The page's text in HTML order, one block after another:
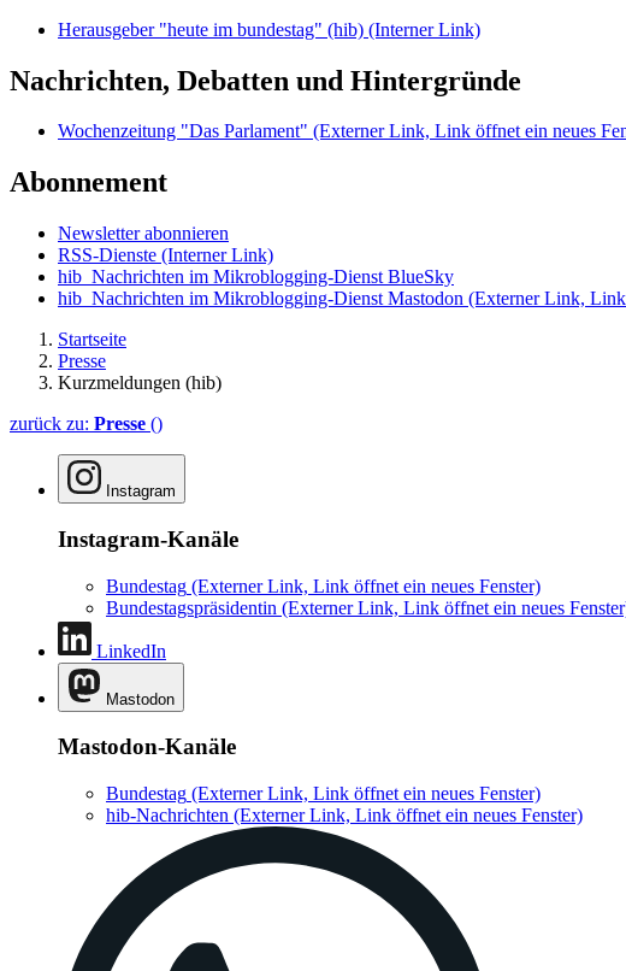
Herausgeber "heute im bundestag" (hib) (Interner Link)
Nachrichten, Debatten und Hintergründe
Wochenzeitung "Das Parlament" (Externer Link, Link öffnet ein neues
Abonnement
Newsletter abonnieren
RSS-Dienste (Interner Link)
hib_Nachrichten im Mikroblogging-Dienst BlueSky
hib_Nachrichten im Mikroblogging-Dienst Mastodon (Externer Link, Link
Startseite
Presse
Kurzmeldungen (hib)
zurück zu: Presse ()
Instagram
Instagram-Kanäle
Bundestag (Externer Link, Link öffnet ein neues Fenster)
Bundestagspräsidentin (Externer Link, Link öffnet ein neues
LinkedIn
Mastodon
Mastodon-Kanäle
Bundestag (Externer Link, Link öffnet ein neues Fenster)
hib-Nachrichten (Externer Link, Link öffnet ein neues Fenster)